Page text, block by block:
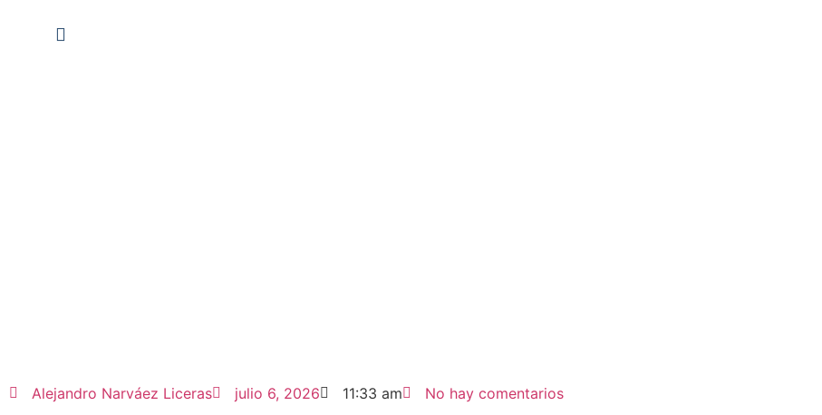
Alejandro Narváez Liceras julio 6, 2026 11:33 am No hay comentarios